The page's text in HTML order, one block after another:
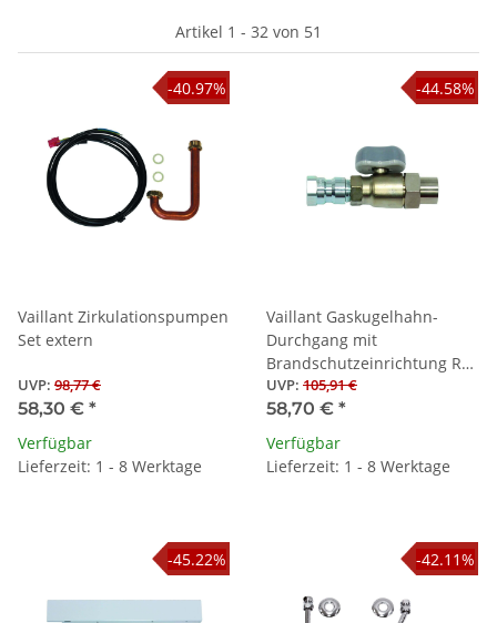
Artikel 1 - 32 von 51
-40.97%
Vaillant Zirkulationspumpen
Set extern
UVP: 98,77 €
58,30 € *
Verfügbar
Lieferzeit: 1 - 8 Werktage
-44.58%
Vaillant Gaskugelhahn-
Durchgang mit
Brandschutzeinrichtung Rp
1/2
UVP: 105,91 €
58,70 € *
Verfügbar
Lieferzeit: 1 - 8 Werktage
-45.22% -42.11%